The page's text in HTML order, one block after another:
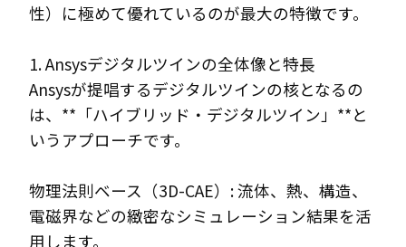
性）に極めて優れているのが最大の特徴です。
1. Ansysデジタルツインの全体像と特長
Ansysが提唱するデジタルツインの核となるの
は、**「ハイブリッド・デジタルツイン」**と
いうアプローチです。
物理法則ベース（3D-CAE）: 流体、熱、構造、
電磁界などの緻密なシミュレーション結果を活
用します。